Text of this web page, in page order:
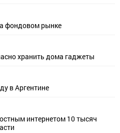
фондовом рынке
хранить дома гаджеты
в Аргентине
интернетом 10 тысяч